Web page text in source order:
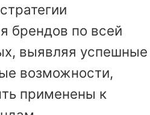
брендов по всей
выявляя успешные
возможности,
применены к